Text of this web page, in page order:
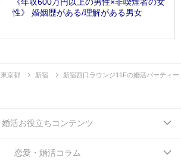
性》 婚姻歴がある/理解がある男女
東京都 新宿 新宿西口ラウンジ11Fの婚活パーティー
婚活お役立ちコンテンツ
恋愛・婚活コラム